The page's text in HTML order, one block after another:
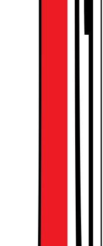
bindningstid.
bredband
5G
24 månader
(Låne Router ingår från
bredband
5G (Låne Router ingår
24 månader